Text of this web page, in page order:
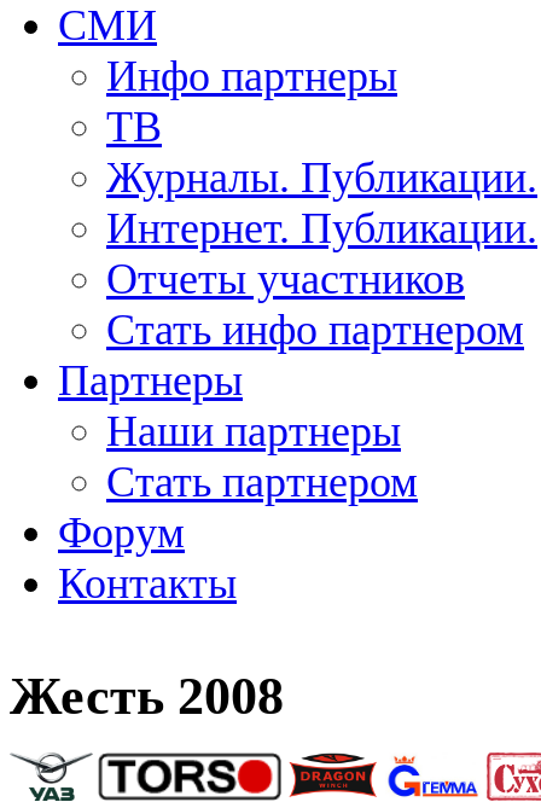
СМИ
Инфо партнеры
ТВ
Журналы. Публикации.
Интернет. Публикации.
Отчеты участников
Стать инфо партнером
Партнеры
Наши партнеры
Стать партнером
Форум
Контакты
Жесть 2008